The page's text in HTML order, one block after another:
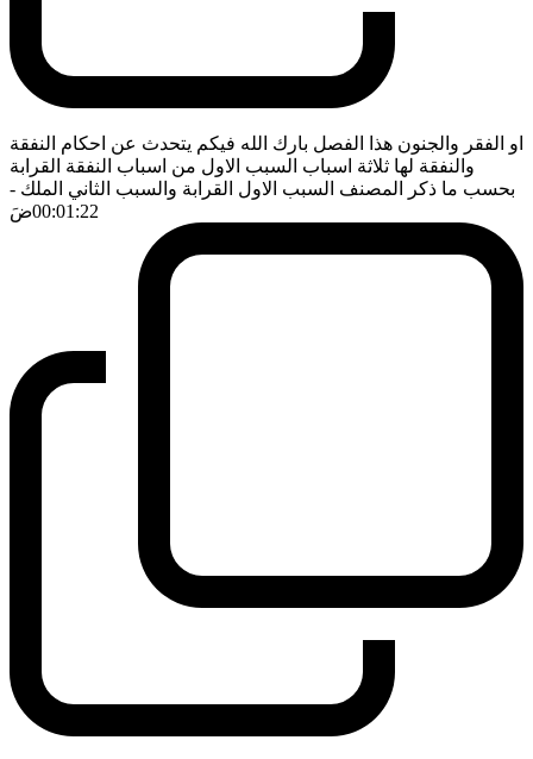
او الفقر والجنون هذا الفصل بارك الله فيكم يتحدث عن احكام النفقة
والنفقة لها ثلاثة اسباب السبب الاول من اسباب النفقة القرابة
بحسب ما ذكر المصنف السبب الاول القرابة والسبب الثاني الملك -
00:01:22ضَ